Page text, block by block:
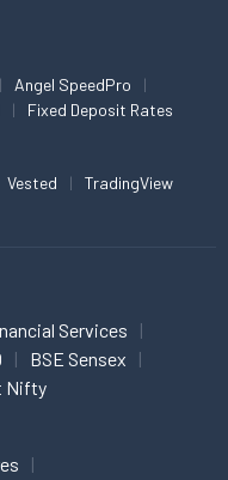
Angel SpeedPro
Fixed Deposit Rates
Vested TradingView
Services
BSE Sensex
Nifty